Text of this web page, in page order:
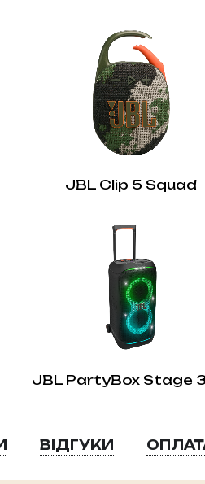
JBL Clip 5 Squad
JBL PartyBox Stage
ВІДГУКИ